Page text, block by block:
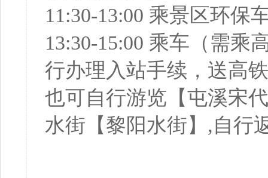
11:30-13:00 乘景区环保
13:30-15:00 乘车（需乘
行办理入站手续，送高
也可自行游览【屯溪宋
水街【黎阳水街】,自行